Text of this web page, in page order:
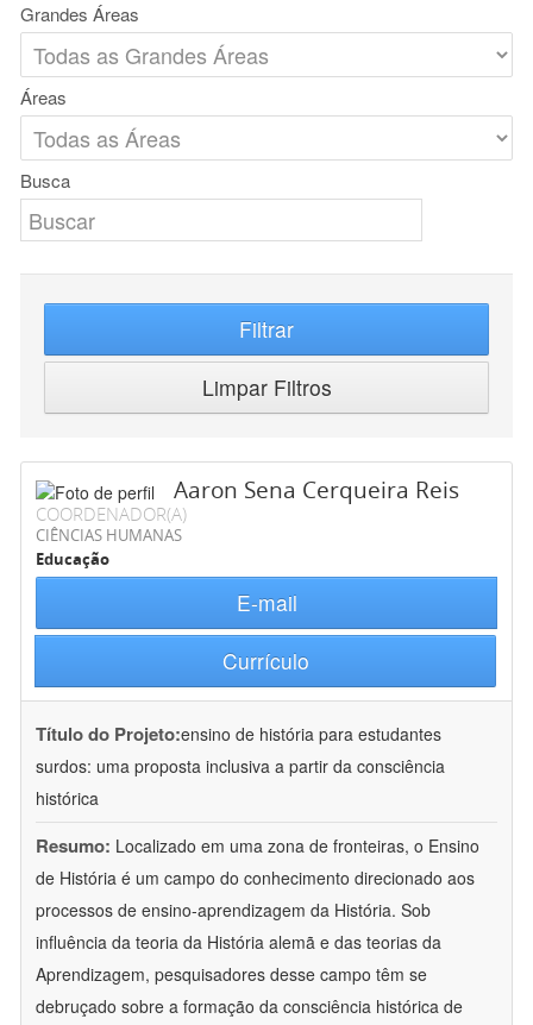
Grandes Áreas
Áreas
Busca
Filtrar
Limpar Filtros
Aaron Sena Cerqueira Reis
COORDENADOR(A)
CIÊNCIAS HUMANAS
Educação
E-mail
Currículo
Título do Projeto:ensino de história para estudantes
surdos: uma proposta inclusiva a partir da consciência
histórica
Resumo: Localizado em uma zona de fronteiras, o Ensino
de História é um campo do conhecimento direcionado aos
processos de ensino-aprendizagem da História. Sob
influência da teoria da História alemã e das teorias da
Aprendizagem, pesquisadores desse campo têm se
debruçado sobre a formação da consciência histórica de